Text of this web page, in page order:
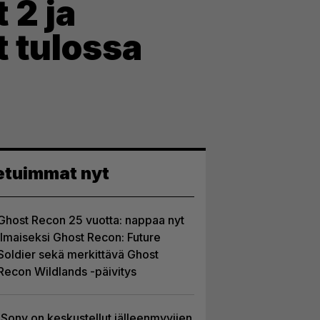
2 ja
tulossa
nyt
Recon 25 vuotta: nappaa nyt
Ghost Recon: Future
sekä merkittävä Ghost
Wildlands -päivitys